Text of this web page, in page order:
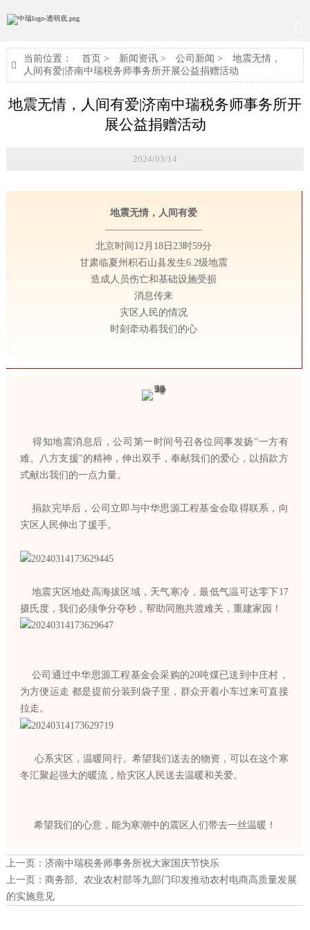

当前位置： 首页 > 新闻资讯> 公司新闻 >
地震无情，
人间有爱|济南中瑞税务师事务所开展公益捐赠活动
地震无情，人间有爱|济南中瑞税务师事务所开
展公益捐赠活动
2024/03/14
地震无情，人间有爱
——————————
北京时间12月18日23时59分
甘肃临夏州积石山县发生6.2级地震
造成人员伤亡和基础设施受损
消息传来
灾区人民的情况
时刻牵动着我们的心
得知地震消息后，公司第一时间号召各位同事发扬"一方有
难、八方支援"的精神，伸出双手，奉献我们的爱心，以捐款方
式献出我们的一点力量。
捐款完毕后，公司立即与中华思源工程基金会取得联系，向
灾区人民伸出了援手。
地震灾区地处高海拔区域，天气寒冷，最低气温可达零下17
摄氏度，我们必须争分夺秒，帮助同胞共渡难关，重建家园！
公司通过中华思源工程基金会采购的20吨煤已送到中庄村，
为方便运走 都是提前分装到袋子里，群众开着小车过来可直接
拉走。
心系灾区，温暖同行。希望我们送去的物资，可以在这个寒
冬汇聚起强大的暖流，给灾区人民送去温暖和关爱。
希望我们的心意，能为寒潮中的震区人们带去一丝温暖！
上一页： 济南中瑞税务师事务所祝大家国庆节快乐
上一页： 商务部、农业农村部等九部门印发推动农村电商高质量发展
的实施意见